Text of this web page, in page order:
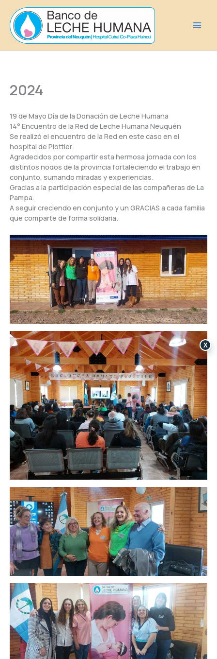
contenido
2024
19 de Mayo Día de la Donación de Leche Humana
14° Encuentro de la Red de Leche Humana Neuquén
Se realizó el encuentro de la Red en este caso en el
hospital de Plottier.
Agradecidos por compartir esta hermosa jornada con los
distintos nodos de la provincia fortaleciendo el trabajo en
conjunto, sumando miradas y experiencias.
Gracias a la participación especial de las compañeras de La
Pampa.
A seguir creciendo en conjunto y un GRACIAS a cada familia
que comparte de forma solidaria.
X